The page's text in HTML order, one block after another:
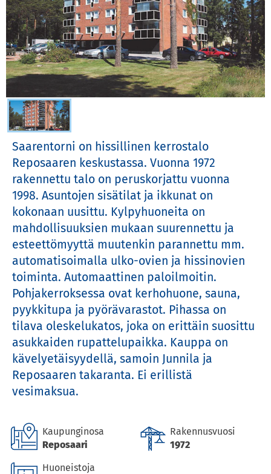
Valitse kuva
Saarentorni on hissillinen kerrostalo
Reposaaren keskustassa. Vuonna 1972
rakennettu talo on peruskorjattu vuonna
1998. Asuntojen sisätilat ja ikkunat on
kokonaan uusittu. Kylpyhuoneita on
mahdollisuuksien mukaan suurennettu ja
esteettömyyttä muutenkin parannettu mm.
automatisoimalla ulko-ovien ja hissinovien
toiminta. Automaattinen paloilmoitin.
Pohjakerroksessa ovat kerhohuone, sauna,
pyykkitupa ja pyörävarastot. Pihassa on
tilava oleskelukatos, joka on erittäin suosittu
asukkaiden rupattelupaikka. Kauppa on
kävelyetäisyydellä, samoin Junnila ja
Reposaaren takaranta. Ei erillistä
vesimaksua.
Kaupunginosa
Reposaari
Rakennusvuosi
1972
Huoneistoja